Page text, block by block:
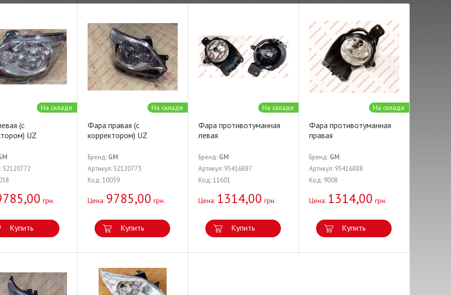
На складе
(с
UZ
52120772
грн.
Купить
На складе
Фара правая (с
корректором) UZ
Бренд: GM
Артикул: 52120773
Код: 10059
Цена: 9785,00 грн.
Купить
На складе
Фара противотуманная
левая
Бренд: GM
Артикул: 95416887
Код: 11601
Цена: 1314,00 грн.
Купить
На складе
Фара противотуманная
правая
Бренд: GM
Артикул: 95416888
Код: 9008
Цена: 1314,00 грн.
Купить